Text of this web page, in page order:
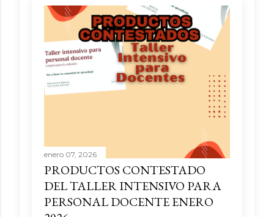
enero 07, 2026
PRODUCTOS CONTESTADO
DEL TALLER INTENSIVO PARA
PERSONAL DOCENTE ENERO